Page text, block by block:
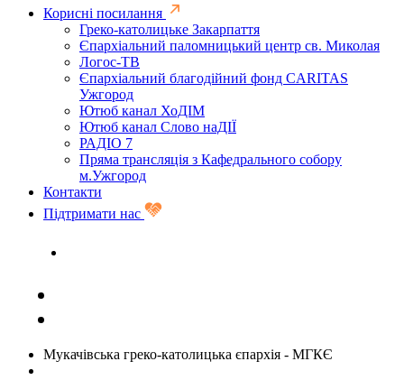
Корисні посилання
Греко-католицьке Закарпаття
Єпархіальний паломницький центр св. Миколая
Логос-ТВ
Єпархіальний благодійний фонд CARITAS
Ужгород
Ютюб канал ХоДІМ
Ютюб канал Слово наДІЇ
РАДІО 7
Пряма трансляція з Кафедрального собору
м.Ужгород
Контакти
Підтримати нас
Мукачівська греко-католицька єпархія - МГКЄ